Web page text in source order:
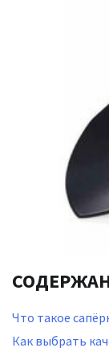
Что такое
Как выбрать